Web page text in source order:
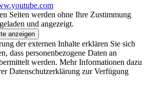
Seiten werden ohne Ihre Zustimmung
und angezeigt.
anzeigen
der externen Inhalte erklären Sie sich
dass personenbezogene Daten an
werden. Mehr Informationen dazu
Datenschutzerklärung zur Verfügung